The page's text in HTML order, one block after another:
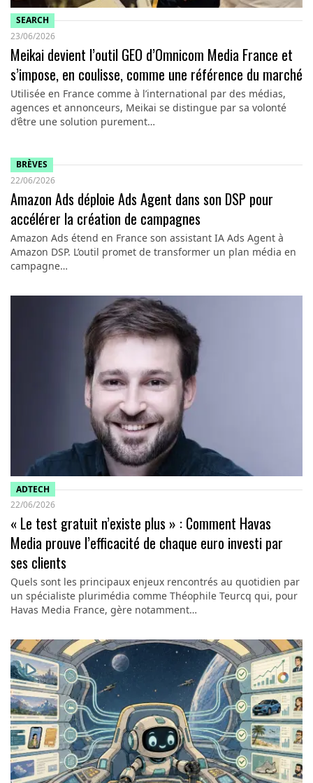
SEARCH
23/06/2026
Meikai devient l’outil GEO d’Omnicom Media France et
s’impose, en coulisse, comme une référence du marché
Utilisée en France comme à l’international par des médias,
agences et annonceurs, Meikai se distingue par sa volonté
d’être une solution purement…
BRÈVES
22/06/2026
Amazon Ads déploie Ads Agent dans son DSP pour
accélérer la création de campagnes
Amazon Ads étend en France son assistant IA Ads Agent à
Amazon DSP. L’outil promet de transformer un plan média en
campagne…
ADTECH
22/06/2026
« Le test gratuit n’existe plus » : Comment Havas
Media prouve l’efficacité de chaque euro investi par
ses clients
Quels sont les principaux enjeux rencontrés au quotidien par
un spécialiste plurimédia comme Théophile Teurcq qui, pour
Havas Media France, gère notamment…